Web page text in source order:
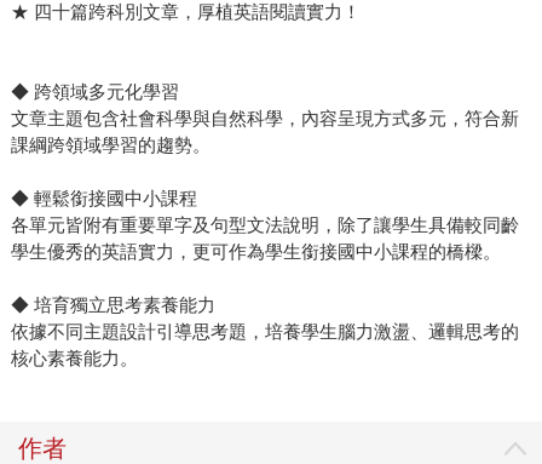
★ 四十篇跨科別文章，厚植英語閱讀實力！
◆ 跨領域多元化學習
文章主題包含社會科學與自然科學，內容呈現方式多元，符合新
課綱跨領域學習的趨勢。
◆ 輕鬆銜接國中小課程
各單元皆附有重要單字及句型文法說明，除了讓學生具備較同齡
學生優秀的英語實力，更可作為學生銜接國中小課程的橋樑。
◆ 培育獨立思考素養能力
依據不同主題設計引導思考題，培養學生腦力激盪、邏輯思考的
核心素養能力。
作者